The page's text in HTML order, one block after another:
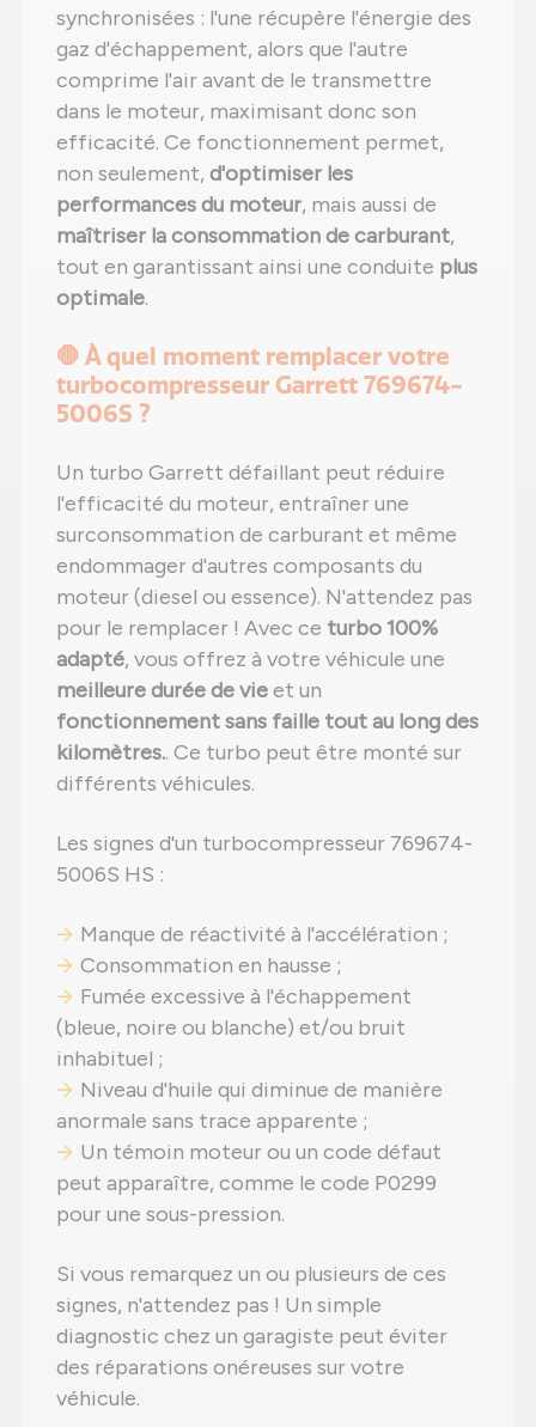
synchronisées : l'une récupère l'énergie des
gaz d'échappement, alors que l'autre
comprime l'air avant de le transmettre
dans le moteur, maximisant donc son
efficacité. Ce fonctionnement permet,
non seulement, d'optimiser les
performances du moteur, mais aussi de
maîtriser la consommation de carburant,
tout en garantissant ainsi une conduite plus
optimale.
🛑 À quel moment remplacer votre
turbocompresseur Garrett 769674-
5006S ?
Un turbo Garrett défaillant peut réduire
l'efficacité du moteur, entraîner une
surconsommation de carburant et même
endommager d'autres composants du
moteur (diesel ou essence). N'attendez pas
pour le remplacer ! Avec ce turbo 100%
adapté, vous offrez à votre véhicule une
meilleure durée de vieet un
fonctionnement sans faille tout au long des
kilomètres.. Ce turbo peut être monté sur
différents véhicules.
Les signes d'un turbocompresseur 769674-
5006S HS :
Manque de réactivité à l'accélération ;
Consommation en hausse ;
Fumée excessive à l'échappement
(bleue, noire ou blanche) et/ou bruit
inhabituel ;
Niveau d'huile qui diminue de manière
anormale sans trace apparente ;
Un témoin moteur ou un code défaut
peut apparaître, comme le code P0299
pour une sous-pression.
Si vous remarquez un ou plusieurs de ces
signes, n'attendez pas ! Un simple
diagnostic chez un garagiste peut éviter
des réparations onéreuses sur votre
véhicule.